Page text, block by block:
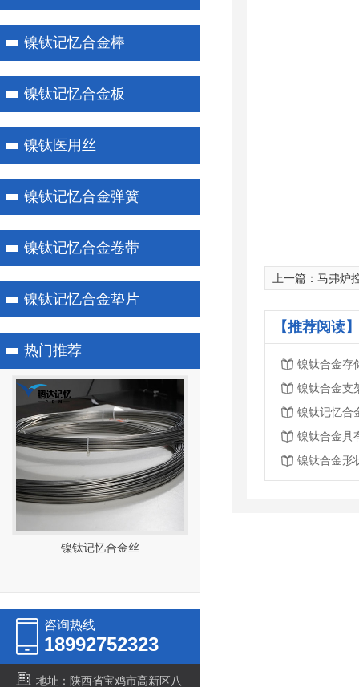
镍钛记忆合金棒
镍钛记忆合金板
镍钛医用丝
镍钛记忆合金弹簧
镍钛记忆合金卷带
镍钛记忆合金垫片
热门推荐
镍钛记忆合金丝
咨询热线
18992752323
地址：陕西省宝鸡市高新区八
上一篇： 马弗炉
【推荐阅读
镍钛合金存
镍钛合金支
镍钛记忆合
镍钛合金具
镍钛合金形